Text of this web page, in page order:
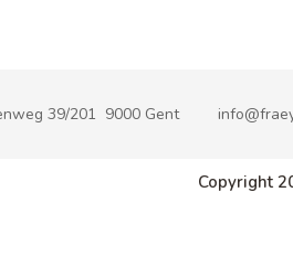
39/201 9000 Gent
Copyright